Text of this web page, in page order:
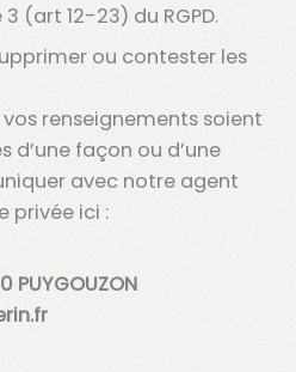
(art 12-23) du RGPD.
ou contester les
renseignements soient
d’une façon ou d’une
avec notre agent
privée ici :
PUYGOUZON